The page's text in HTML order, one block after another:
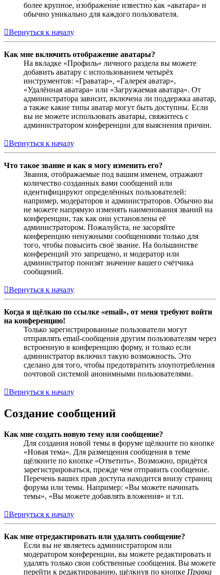
более крупное, изображение известно как «аватара» и
обычно уникально для каждого пользователя.
Вернуться к началу
Как мне включить отображение аватары?
На вкладке «Профиль» личного раздела вы можете
добавить аватару с использованием четырёх
инструментов: «Граватар», «Галерея аватар»,
«Удалённая аватара» или «Загружаемая аватара». От
администратора зависит, включена ли поддержка аватар,
а также какие типы аватар могут быть доступны. Если
вы не можете использовать аватары, свяжитесь с
администратором конференции для выяснения причин.
Вернуться к началу
Что такое звание и как я могу изменить его?
Звания, отображаемые под вашим именем, отражают
количество созданных вами сообщений или
идентифицируют определённых пользователей:
например, модераторов и администраторов. Обычно вы
не можете напрямую изменять наименования званий на
конференции, так как они установлены её
администратором. Пожалуйста, не засоряйте
конференцию ненужными сообщениями только для
того, чтобы повысить своё звание. На большинстве
конференций это запрещено, и модератор или
администратор понизят значение вашего счётчика
сообщений.
Вернуться к началу
Когда я щёлкаю по ссылке «email», от меня требуют войти
на конференцию!
Только зарегистрированные пользователи могут
отправлять email-сообщения другим пользователям через
встроенную в конференцию форму, и только если
администратор включил такую возможность. Это
сделано для того, чтобы предотвратить злоупотребления
почтовой системой анонимными пользователями.
Вернуться к началу
Создание сообщений
Как мне создать новую тему или сообщение?
Для создания новой темы в форуме щёлкните по кнопке
«Новая тема». Для размещения сообщения в теме
щёлкните по кнопке «Ответить». Возможно, придётся
зарегистрироваться, прежде чем отправить сообщение.
Перечень ваших прав доступа находится внизу страниц
форума или темы. Например: «Вы можете начинать
темы», «Вы можете добавлять вложения» и т.п.
Вернуться к началу
Как мне отредактировать или удалить сообщение?
Если вы не являетесь администратором или
модератором конференции, вы можете редактировать и
удалять только свои собственные сообщения. Вы можете
перейти к редактированию, щёлкнув по кнопке Правка